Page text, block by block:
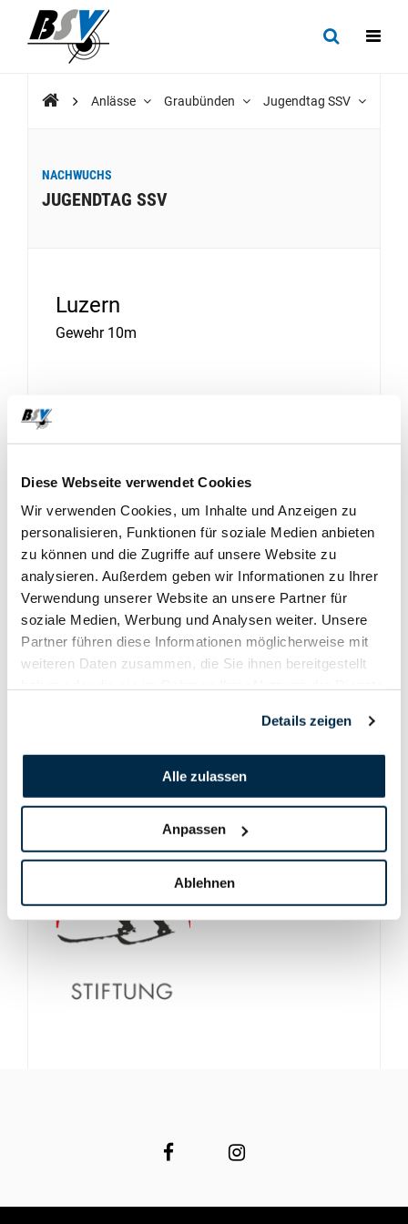
Diese Webseite verwendet Cookies
Wir verwenden Cookies, um Inhalte und Anzeigen zu
personalisieren, Funktionen für soziale Medien anbieten
zu können und die Zugriffe auf unsere Website zu
analysieren. Außerdem geben wir Informationen zu Ihrer
Verwendung unserer Website an unsere Partner für
soziale Medien, Werbung und Analysen weiter. Unsere
Partner führen diese Informationen möglicherweise mit
weiteren Daten zusammen, die Sie ihnen bereitgestellt
Details zeigen
Alle zulassen
Anpassen
Ablehnen
Anlässe Graubünden Jugendtag SSV
NACHWUCHS
JUGENDTAG SSV
Luzern
Gewehr 10m
2019